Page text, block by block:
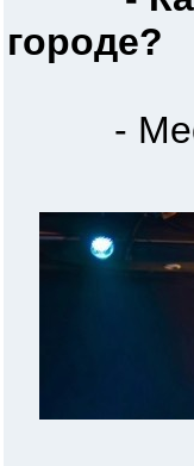
городе?
-